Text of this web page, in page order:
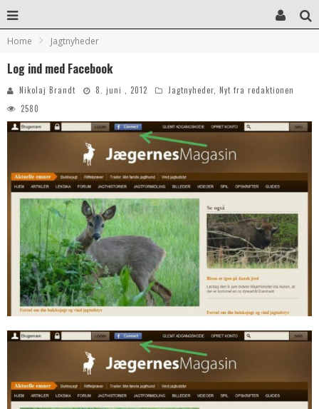
Home Jagtnyheder
Log ind med Facebook
Nikolaj Brandt 8. juni , 2012 Jagtnyheder Nyt fra redaktionen
2580